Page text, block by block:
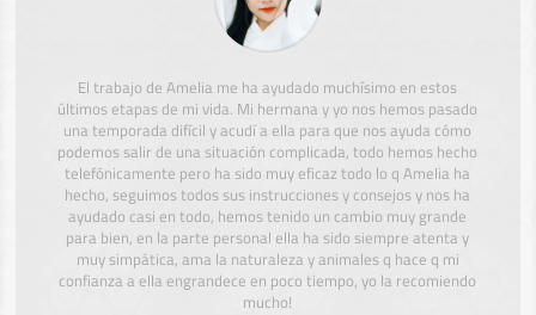
El trabajo de Amelia me ha ayudado muchísimo en estos
últimos etapas de mi vida. Mi hermana y yo nos hemos pasado
una temporada difícil y acudí a ella para que nos ayuda cómo
podemos salir de una situación complicada, todo hemos hecho
telefónicamente pero ha sido muy eficaz todo lo q Amelia ha
hecho, seguimos todos sus instrucciones y consejos y nos ha
ayudado casi en todo, hemos tenido un cambio muy grande
para bien, en la parte personal ella ha sido siempre atenta y
muy simpática, ama la naturaleza y animales q hace q mi
confianza a ella engrandece en poco tiempo, yo la recomiendo
mucho!